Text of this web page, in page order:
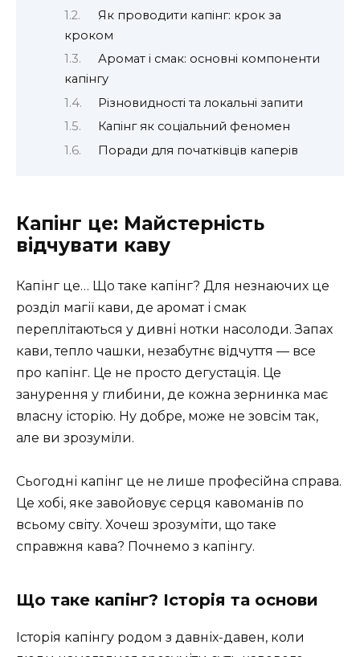
Як проводити капінг: крок за
кроком
Аромат і смак: основні компоненти
капінгу
Різновидності та локальні запити
Капінг як соціальний феномен
Поради для початківців каперів
Капінг це: Майстерність
відчувати каву
Капінг це… Що таке капінг? Для незнаючих це
розділ магії кави, де аромат і смак
переплітаються у дивні нотки насолоди. Запах
кави, тепло чашки, незабутнє відчуття — все
про капінг. Це не просто дегустація. Це
занурення у глибини, де кожна зернинка має
власну історію. Ну добре, може не зовсім так,
але ви зрозуміли.
Сьогодні капінг це не лише професійна справа.
Це хобі, яке завойовує серця кавоманів по
всьому світу. Хочеш зрозуміти, що таке
справжня кава? Почнемо з капінгу.
Що таке капінг? Історія та основи
Історія капінгу родом з давніх-давен, коли